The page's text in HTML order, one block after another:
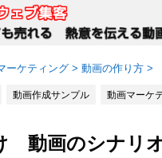
ーケティング > 動画の作り方 >
動画作成サンプル 動画マーケ
動画のシナリ